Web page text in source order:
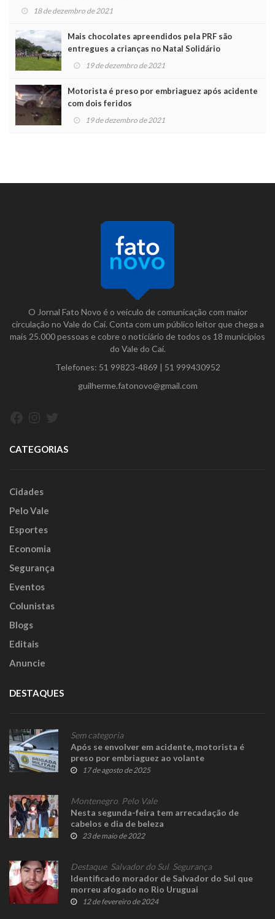
18 de dezembro de 2021
Mais chocolates apreendidos pela PRF são
entregues a crianças no Natal Solidário
19 de dezembro de 2021
Motorista é preso por embriaguez após acidente
com dois feridos
19 de dezembro de 2021
O Jornal Fato Novo é o veículo de comunicação com maior
circulação no Vale do Caí. Conta com um público leitor que chega a
mais 25.000 pessoas e cobre o noticiário de todos os 18 municípios
do Vale do Caí.
Telefones: 51 99823-4869 | 51 999430952
guilherme.fatonovo@gmail.com
CATEGORIAS
Cidades
Pelo Vale
Esportes
Economia
Segurança
Eventos
Colunistas
Blogs
Editais
Anuncie
DESTAQUES
Sem categoria
Após se envolver em acidente, motorista é
preso por embriaguez ao volante
17 de agosto de 2025
Montenegro Pelo Vale
Nesta segunda-feira tem arrecadação de
cabelos e dia de beleza
23 de maio de 2022
Destaque, Salvador do Sul, Segurança
Identificado morador de Salvador do Sul que
morreu afogado no Rio Uruguai
12 de fevereiro de 2024